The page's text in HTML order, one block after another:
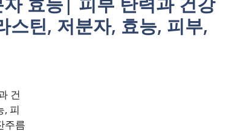
틴, 저분자, 효능, 피부,
건
, 피
주름